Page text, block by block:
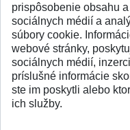
prispôsobenie obsahu
sociálnych médií a
súbory cookie.
webové stránky,
sociálnych médií,
príslušné informácie
ste im poskytli alebo
ich služby.